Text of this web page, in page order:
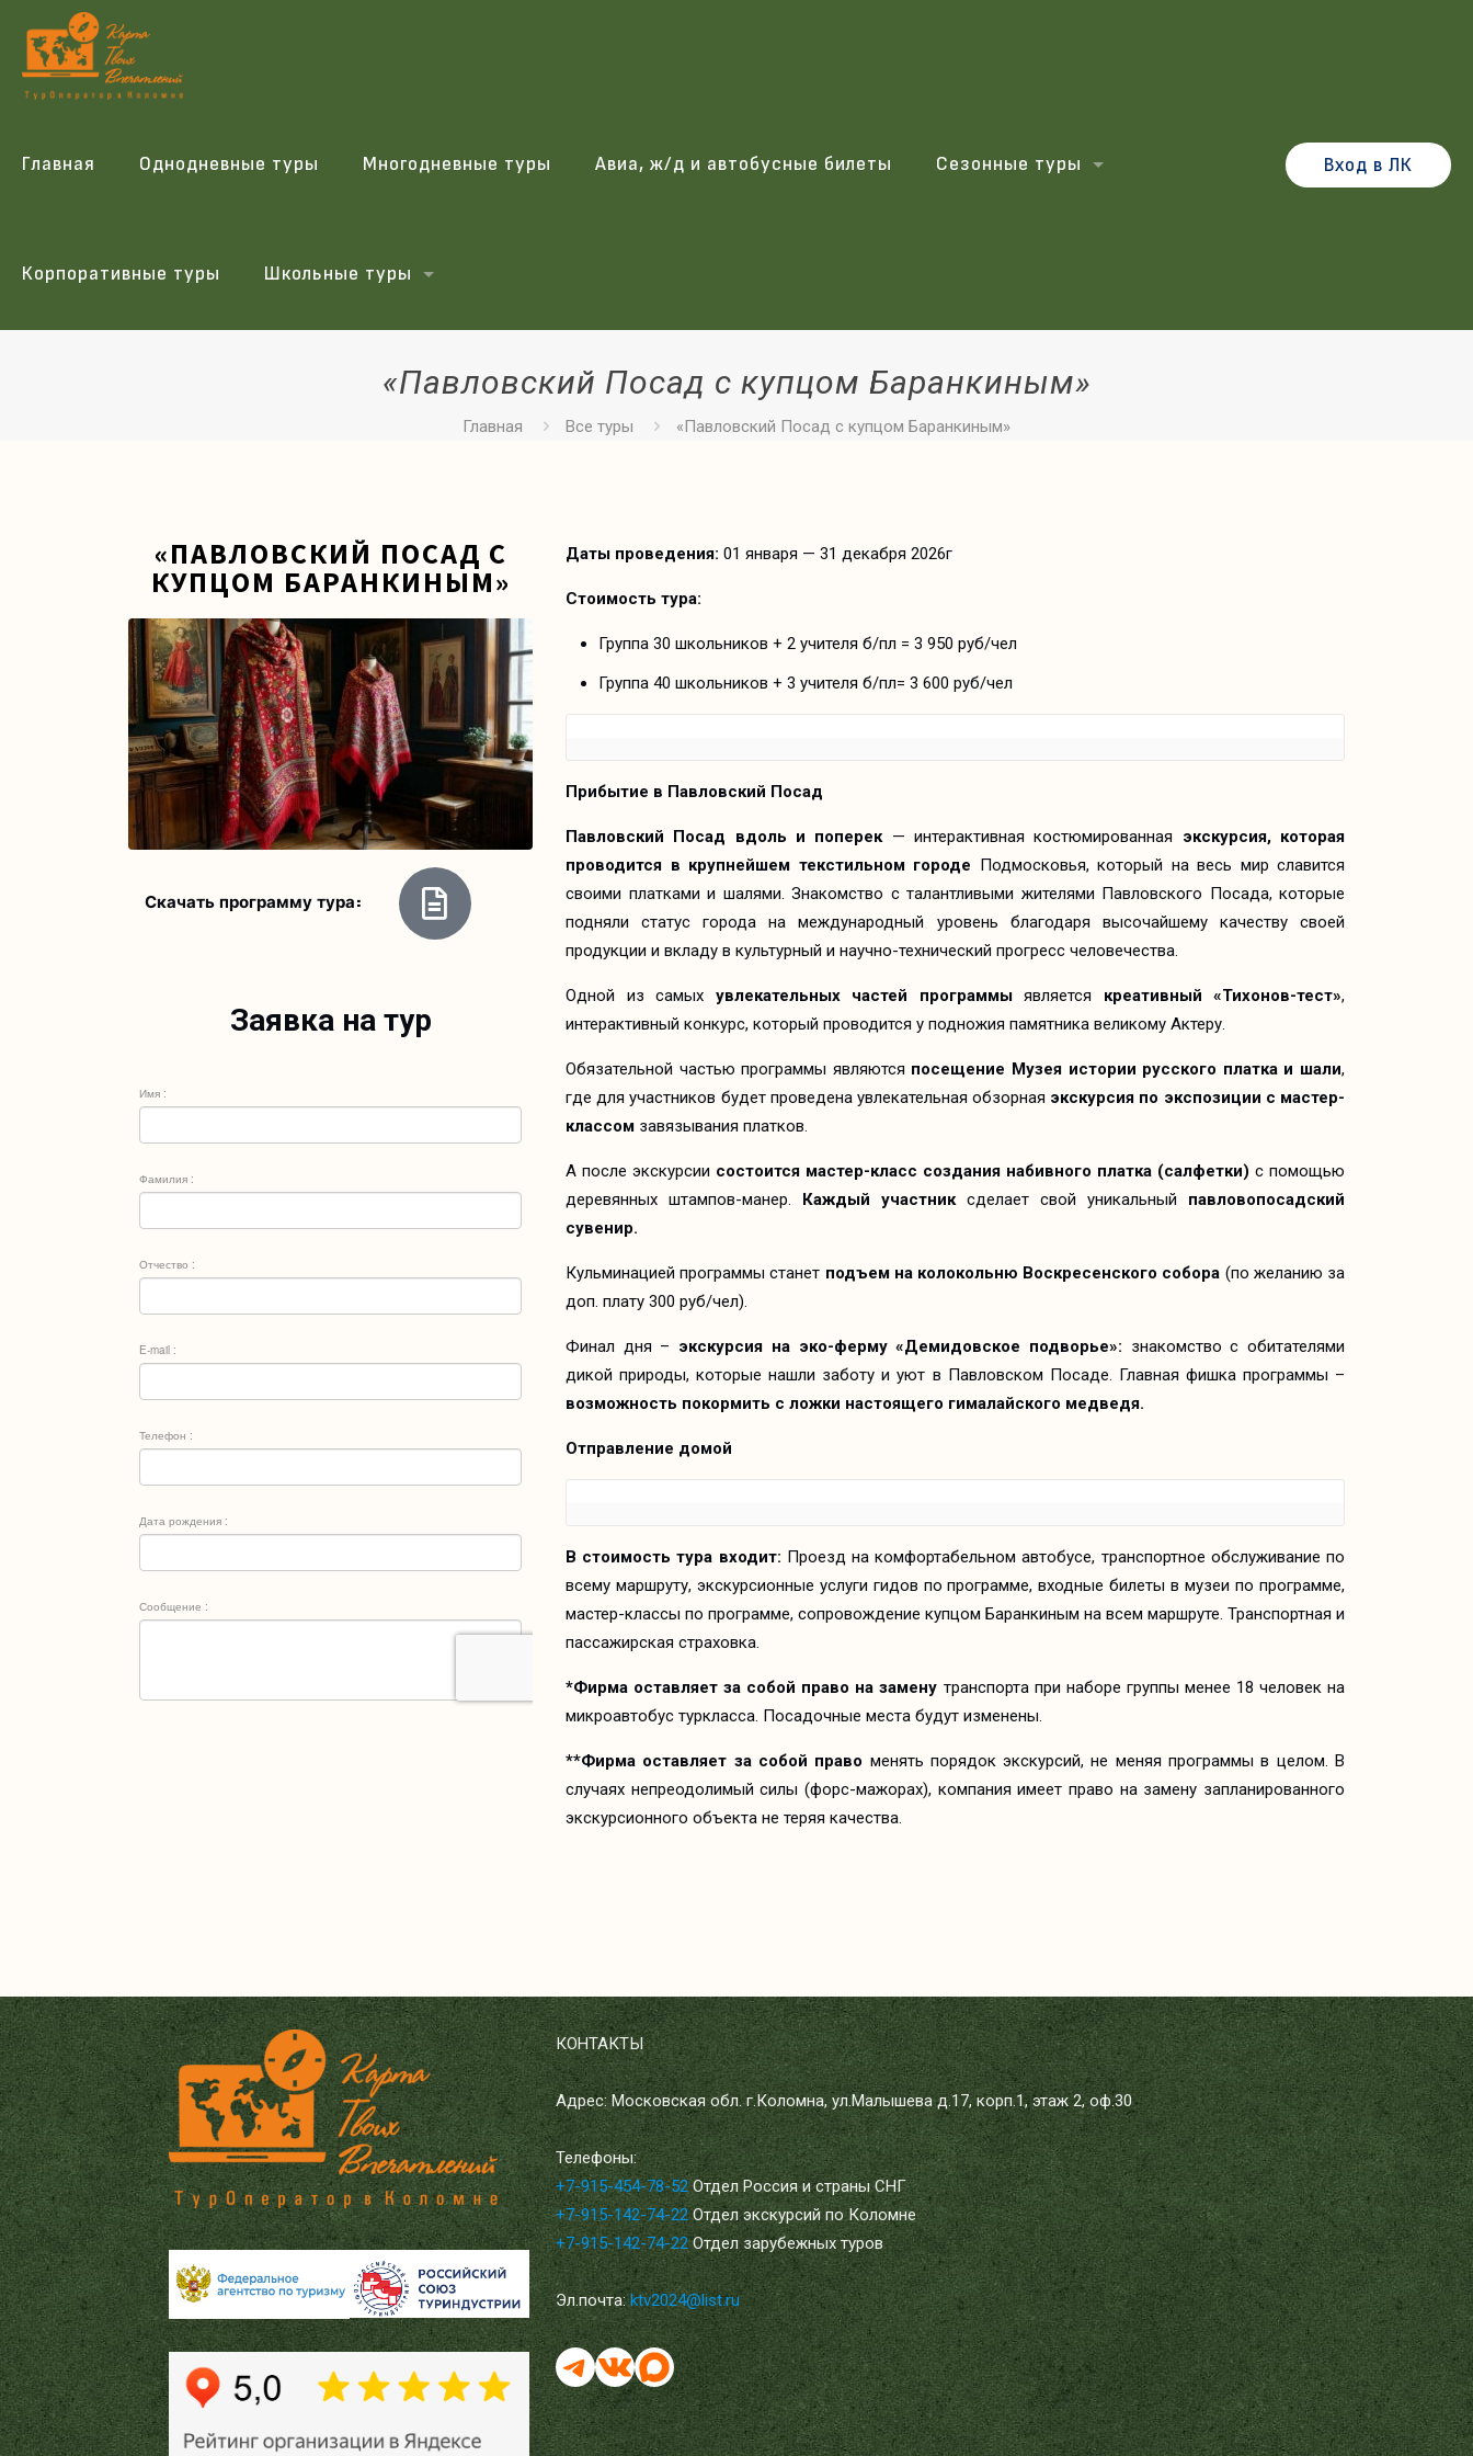
Главная Однодневные туры Многодневные туры Авиа, ж/д и автобусные билеты Сезонные туры
Корпоративные туры Школьные туры
Вход в ЛК
«Павловский Посад с купцом Баранкиным»
Главная Все туры «Павловский Посад с купцом Баранкиным»
«ПАВЛОВСКИЙ ПОСАД С
КУПЦОМ БАРАНКИНЫМ»
Скачать программу тура:
Заявка на тур
Даты проведения: 01 января — 31 декабря 2026г
Стоимость тура:
Группа 30 школьников + 2 учителя б/пл = 3 950 руб/чел
Группа 40 школьников + 3 учителя б/пл= 3 600 руб/чел
Прибытие в Павловский Посад
Павловский Посад вдоль и поперек— интерактивная костюмированная экскурсия, которая
проводится в крупнейшем текстильном городе Подмосковья, который на весь мир славится
своими платками и шалями. Знакомство с талантливыми жителями Павловского Посада, которые
подняли статус города на международный уровень благодаря высочайшему качеству своей
продукции и вкладу в культурный и научно-технический прогресс человечества.
Одной из самых увлекательных частей программыявляется креативный «Тихонов-тест»,
интерактивный конкурс, который проводится у подножия памятника великому Актеру.
Обязательной частью программы являются посещение Музея истории русского платка и шали,
где для участников будет проведена увлекательная обзорная экскурсия по экспозиции с мастер-
классом завязывания платков.
А после экскурсии состоится мастер-класс создания набивного платка (салфетки) с помощью
деревянных штампов-манер. Каждый участниксделает свой уникальный павловопосадский
сувенир.
Кульминацией программы станет подъем на колокольню Воскресенского собора (по желанию за
доп. плату 300 руб/чел).
Финал дня – экскурсия на эко-ферму «Демидовское подворье»: знакомство с обитателями
дикой природы, которые нашли заботу и уют в Павловском Посаде. Главная фишка программы –
возможность покормить с ложки настоящего гималайского медведя.
Отправление домой
В стоимость тура входит: Проезд на комфортабельном автобусе, транспортное обслуживание по
всему маршруту, экскурсионные услуги гидов по программе, входные билеты в музеи по программе,
мастер-классы по программе, сопровождение купцом Баранкиным на всем маршруте. Транспортная и
пассажирская страховка.
*Фирма оставляет за собой право на замену транспорта при наборе группы менее 18 человек на
микроавтобус туркласса. Посадочные места будут изменены.
**Фирма оставляет за собой право менять порядок экскурсий, не меняя программы в целом. В
случаях непреодолимый силы (форс-мажорах), компания имеет право на замену запланированного
экскурсионного объекта не теряя качества.
КОНТАКТЫ
Адрес: Московская обл. г.Коломна, ул.Малышева д.17, корп.1, этаж 2, оф.30
Телефоны:
+7-915-454-78-52Отдел Россия и страны СНГ
+7-915-142-74-22Отдел экскурсий по Коломне
+7-915-142-74-22Отдел зарубежных туров
Эл.почта:ktv2024@list.ru